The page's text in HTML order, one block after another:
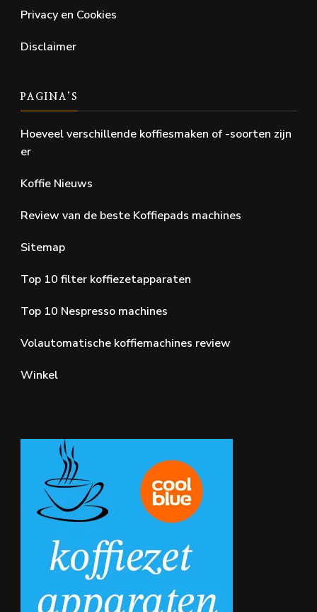
Privacy en Cookies
Disclaimer
PAGINA’S
Hoeveel verschillende koffiesmaken of -soorten zijn
er
Koffie Nieuws
Review van de beste Koffiepads machines
Sitemap
Top 10 filter koffiezetapparaten
Top 10 Nespresso machines
Volautomatische koffiemachines review
Winkel